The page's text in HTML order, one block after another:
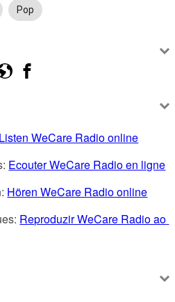
Pop
Listen WeCare Radio online
Ecouter WeCare Radio en ligne
Hören WeCare Radio online
Reproduzir WeCare Radio ao